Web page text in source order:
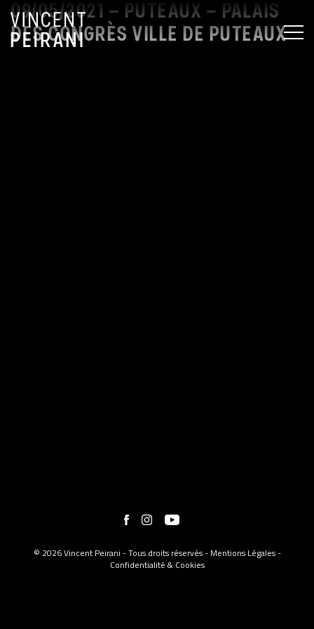
09/05/2021 – PUTEAUX – PALAIS
DES CONGRÈS VILLE DE PUTEAUX
© 2026 Vincent Peirani - Tous droits réservés - Mentions Légales-
Confidentialité & Cookies